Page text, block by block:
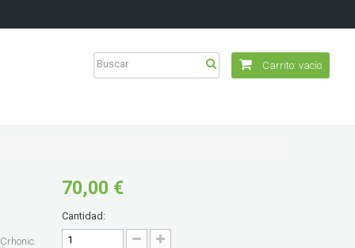
Carrito: vacío
70,00 €
Cantidad: